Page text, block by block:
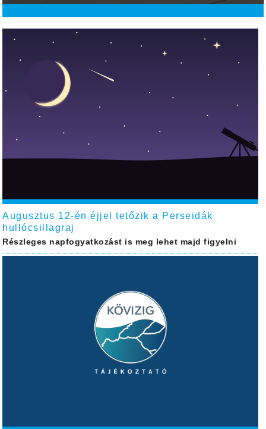
Augusztus 12-én éjjel tetőzik a Perseidák
hullócsillagraj
Részleges napfogyatkozást is meg lehet majd figyelni